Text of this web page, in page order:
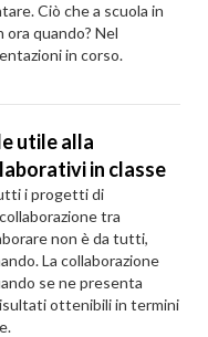
Ciò che a scuola in
ora quando? Nel
in corso.
utile alla
in classe
i progetti di
tra
non è da tutti,
La collaborazione
se ne presenta
ottenibili in termini